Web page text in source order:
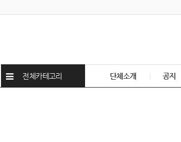
전체카테고리 단체소개 공지